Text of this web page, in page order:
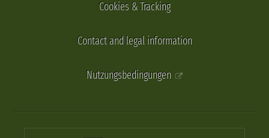
Cookies & Tracking
Contact and legal information
Nutzungsbedingungen